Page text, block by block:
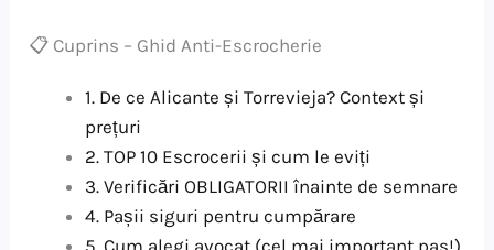
📋 Cuprins – Ghid Anti-Escrocherie
1. De ce Alicante și Torrevieja? Context și
prețuri
2. TOP 10 Escrocerii și cum le eviți
3. Verificări OBLIGATORII înainte de semnare
4. Pașii siguri pentru cumpărare